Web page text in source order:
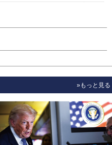
»もっと見る